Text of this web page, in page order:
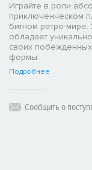
Играйте в роли
приключенческом
битном ретро-
обладает
своих
формы.
Подробнее
Сообщить о